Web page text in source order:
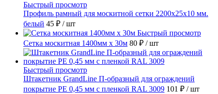
Быстрый просмотр
Профиль рамный для москитной сетки 2200х25x10 мм.
белый 45 ₽ / шт
Быстрый просмотр
Сетка москитная 1400мм х 30м 80 ₽ / шт
Быстрый просмотр
Штакетник GrandLine П-образный для ограждений
покрытие PE 0,45 мм с пленкой RAL 3009 101 ₽ / шт